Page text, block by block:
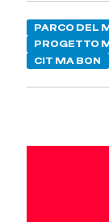
PARCO DEL
PROGETTO
CIT MA BON